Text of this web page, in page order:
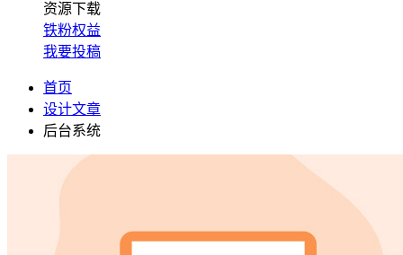
资源下载
铁粉权益
我要投稿
首页
设计文章
后台系统